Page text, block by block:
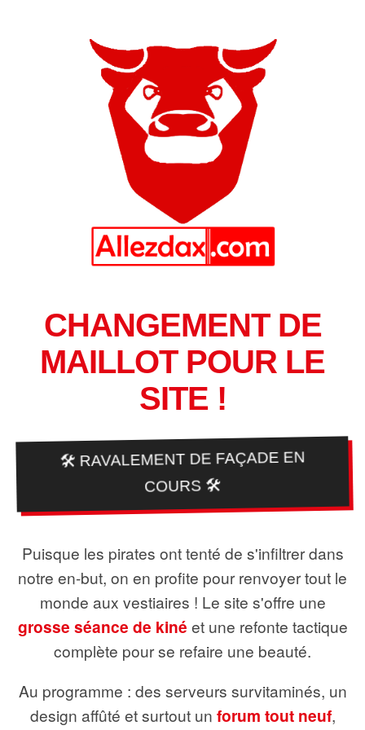
CHANGEMENT DE
MAILLOT POUR LE
SITE !
🛠️ RAVALEMENT DE FAÇADE EN
COURS 🛠️
Puisque les pirates ont tenté de s'infiltrer dans
notre en-but, on en profite pour renvoyer tout le
monde aux vestiaires ! Le site s'offre une
grosse séance de kiné et une refonte tactique
complète pour se refaire une beauté.
Au programme : des serveurs survitaminés, un
design affûté et surtout un forum tout neuf,